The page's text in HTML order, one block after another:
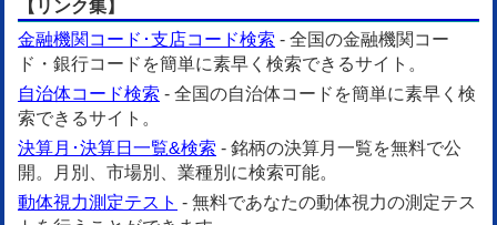
【リンク集】
金融機関コード･支店コード検索 - 全国の金融機関コー
ド・銀行コードを簡単に素早く検索できるサイト。
自治体コード検索 - 全国の自治体コードを簡単に素早く検
索できるサイト。
決算月･決算日一覧&検索 - 銘柄の決算月一覧を無料で公
開。月別、市場別、業種別に検索可能。
動体視力測定テスト - 無料であなたの動体視力の測定テス